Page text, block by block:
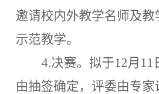
邀请校内外教学名师及
示范教学。
4.决赛。拟于12月
由抽签确定，评委由专